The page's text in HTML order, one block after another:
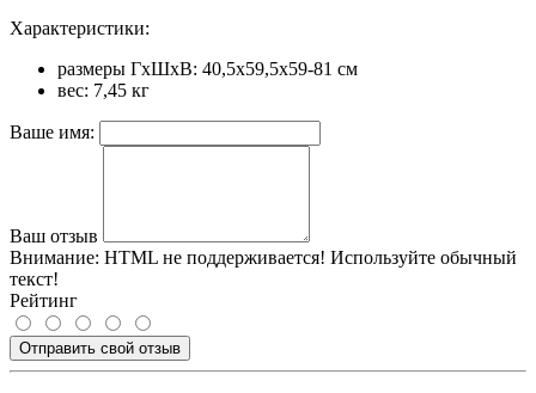
Характеристики:
размеры ГхШхВ: 40,5х59,5х59-81 см
вес: 7,45 кг
Ваше имя:
Ваш отзыв
Внимание: HTML не поддерживается! Используйте обычный
текст!
Рейтинг
Отправить свой отзыв